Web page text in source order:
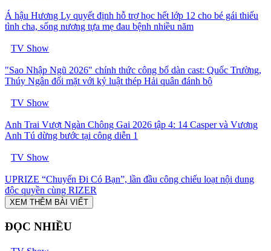
Á hậu Hương Ly quyết định hỗ trợ học hết lớp 12 cho bé gái thiếu
tình cha, sống nương tựa mẹ đau bệnh nhiều năm
TV Show
"Sao Nhập Ngũ 2026" chính thức công bố dàn cast: Quốc Trường,
Thúy Ngân đối mặt với kỷ luật thép Hải quân đánh bộ
TV Show
Anh Trai Vượt Ngàn Chông Gai 2026 tập 4: 14 Casper và Vương
Anh Tú dừng bước tại công diễn 1
TV Show
UPRIZE “Chuyến Đi Có Bạn”, lần đầu công chiếu loạt nội dung
độc quyền cùng RIZER
XEM THÊM BÀI VIẾT
ĐỌC NHIỀU